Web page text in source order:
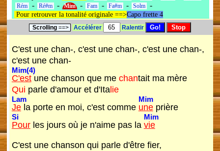
Rém - Ré#m - Mim - Fam - Fa#m - Solm -
Pour retrouver la tonalité originale ==>Capo frette 4
Scrolling ==> Accélérer Ralentir
C'est une chan-, c'est une chan-, c'est une chan-,
c'est une chan-
Mim(4)
C'estune chanson que me chantait ma mère
Qui parle d'amour et d'Italie
Lam
Jela porte en moi, c'est comme
Mim
uneprière
Si
Pourles jours où je n'aime pas la
Mim
vie
C'est une chanson qui parle d'être fier,